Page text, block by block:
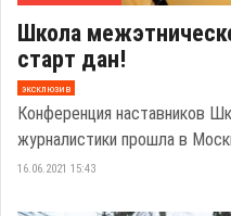
Школа
старт дан!
эксклюзив
Конференция наставников
журналистики прошла в
16.06.2021 15:43